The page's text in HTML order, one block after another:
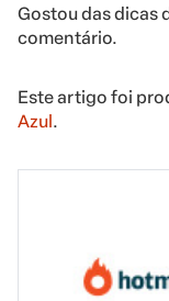
Gostou das dicas
comentário.
Este artigo foi
Azul .